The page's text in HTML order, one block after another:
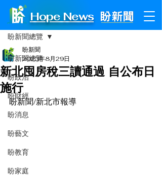
Hope News
文章
盼新聞總覽
盼政治
盼財經
盼消息
盼藝文
盼教育
盼家庭
盼新聞總覽
新北囤房稅三讀通過 自公布日
施行
盼新聞
2023年8月29日
盼新聞/新北市報導